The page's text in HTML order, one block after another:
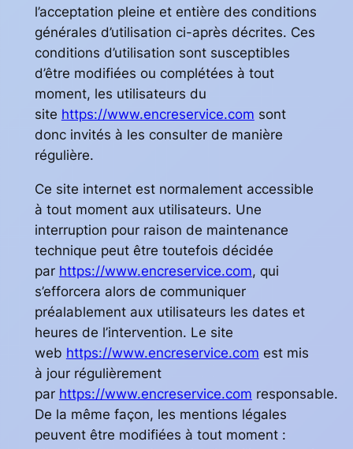
l’acceptation pleine et entière des conditions
générales d’utilisation ci-après décrites. Ces
conditions d’utilisation sont susceptibles
d’être modifiées ou complétées à tout
moment, les utilisateurs du
site https://www.encreservice.com sont
donc invités à les consulter de manière
régulière.
Ce site internet est normalement accessible
à tout moment aux utilisateurs. Une
interruption pour raison de maintenance
technique peut être toutefois décidée
par https://www.encreservice.com, qui
s’efforcera alors de communiquer
préalablement aux utilisateurs les dates et
heures de l’intervention. Le site
web https://www.encreservice.com est mis
à jour régulièrement
par https://www.encreservice.com responsable.
De la même façon, les mentions légales
peuvent être modifiées à tout moment :